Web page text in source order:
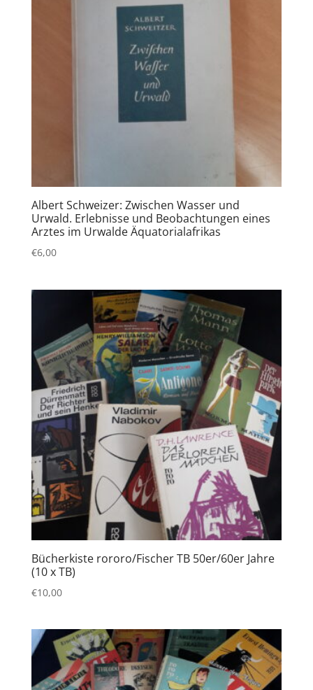
Albert Schweizer: Zwischen Wasser und
Urwald. Erlebnisse und Beobachtungen eines
Arztes im Urwalde Äquatorialafrikas
€6,00
Bücherkiste rororo/Fischer TB 50er/60er Jahre
(10 x TB)
€10,00